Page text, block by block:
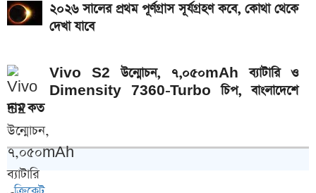
২০২৬ সালের প্রথম পূর্ণগ্রাস সূর্যগ্রহণ কবে, কোথা থেকে
দেখা যাবে
Vivo S2 উন্মোচন, ৭,০৫০mAh ব্যাটারি ও
Dimensity 7360-Turbo চিপ, বাংলাদেশে
দাম কত